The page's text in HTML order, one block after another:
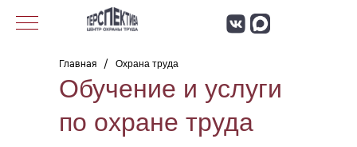
Главная Охрана труда
/
Обучение и услуги
по охране труда